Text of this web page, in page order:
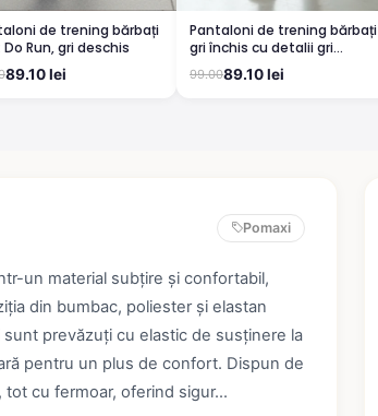
de trening bărbați
Run, gri deschis
89.10 lei
Pantaloni de trening bărbați
gri închis cu detalii gri
deschis, imprimeu „YOU ARE
STRONGER”
99.0089.10 lei
Pomaxi
un material subțire și confortabil,
din bumbac, poliester și elastan
prevăzuți cu elastic de susținere la
pentru un plus de confort. Dispun de
cu fermoar, oferind sigur...